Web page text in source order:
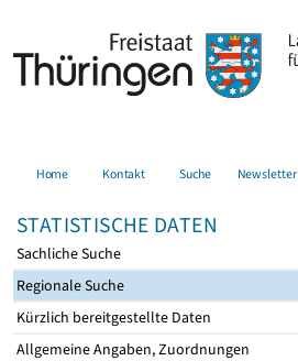
Home Kontakt Suche Newsletter
STATISTISCHE DATEN
Sachliche Suche
Regionale Suche
Kürzlich bereitgestellte Daten
Allgemeine Angaben, Zuordnungen